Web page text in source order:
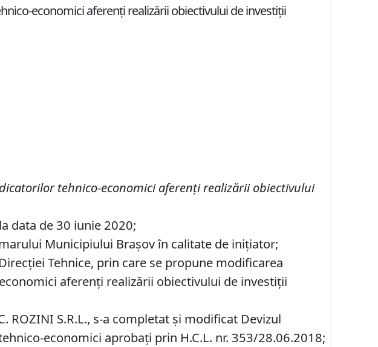
economici aferenți realizării obiectivului de investiții
tehnico-economici aferenți realizării obiectivului
data de 30 iunie 2020;
Municipiului Braşov în calitate de inițiator;
Tehnice, prin care se propune modificarea
aferenți realizării obiectivului de investiții
ROZINI S.R.L., s-a completat și modificat Devizul
economici aprobați prin H.C.L. nr. 353/28.06.2018;